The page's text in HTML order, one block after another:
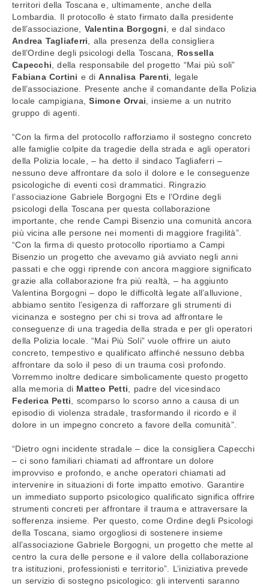
territori della Toscana e, ultimamente, anche della
Lombardia. Il protocollo è stato firmato dalla presidente
dell’associazione, Valentina Borgogni, e dal sindaco
Andrea Tagliaferri, alla presenza della consigliera
dell’Ordine degli psicologi della Toscana,
Rossella
Capecchi, della responsabile del progetto “Mai più soli”
Fabiana Cortini e diAnnalisa Parenti, legale
dell’associazione. Presente anche il comandante della Polizia
locale campigiana, Simone Orvai, insieme a un nutrito
gruppo di agenti.
“Con la firma del protocollo rafforziamo il sostegno concreto
alle famiglie colpite da tragedie della strada e agli operatori
della Polizia locale, – ha detto il sindaco Tagliaferri –
nessuno deve affrontare da solo il dolore e le conseguenze
psicologiche di eventi così drammatici. Ringrazio
l’associazione Gabriele Borgogni Ets e l’Ordine degli
psicologi della Toscana per questa collaborazione
importante, che rende Campi Bisenzio una comunità ancora
più vicina alle persone nei momenti di maggiore fragilità”.
“Con la firma di questo protocollo riportiamo a Campi
Bisenzio un progetto che avevamo già avviato negli anni
passati e che oggi riprende con ancora maggiore significato
grazie alla collaborazione fra più realtà, – ha aggiunto
Valentina Borgogni – dopo le difficoltà legate all’alluvione,
abbiamo sentito l’esigenza di rafforzare gli strumenti di
vicinanza e sostegno per chi si trova ad affrontare le
conseguenze di una tragedia della strada e per gli operatori
della Polizia locale. “Mai Più Soli” vuole offrire un aiuto
concreto, tempestivo e qualificato affinché nessuno debba
affrontare da solo il peso di un trauma così profondo.
Vorremmo inoltre dedicare simbolicamente questo progetto
alla memoria di Matteo Petti, padre del vicesindaco
Federica Petti, scomparso lo scorso anno a causa di un
episodio di violenza stradale, trasformando il ricordo e il
dolore in un impegno concreto a favore della comunità”.
“Dietro ogni incidente stradale – dice la consigliera Capecchi
– ci sono familiari chiamati ad affrontare un dolore
improvviso e profondo, e anche operatori chiamati ad
intervenire in situazioni di forte impatto emotivo. Garantire
un immediato supporto psicologico qualificato significa offrire
strumenti concreti per affrontare il trauma e attraversare la
sofferenza insieme. Per questo, come Ordine degli Psicologi
della Toscana, siamo orgogliosi di sostenere insieme
all’associazione Gabriele Borgogni, un progetto che mette al
centro la cura delle persone e il valore della collaborazione
tra istituzioni, professionisti e territorio”. L’iniziativa prevede
un servizio di sostegno psicologico: gli interventi saranno